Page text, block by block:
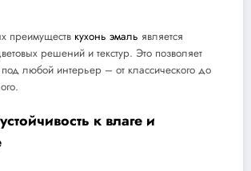
преимуществ кухонь эмаль является
решений и текстур. Это позволяет
любой интерьер – от классического до
к влаге и